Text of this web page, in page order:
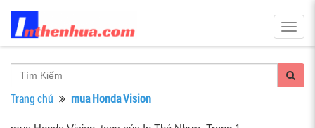
Trang chủ mua Honda Vision